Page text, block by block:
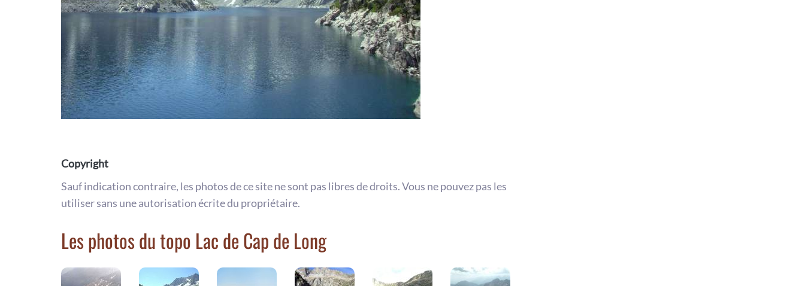
Copyright
Sauf indication contraire, les photos de ce site ne sont pas libres de droits. Vous ne pouvez pas les
utiliser sans une autorisation écrite du propriétaire.
Les photos du topo Lac de Cap de Long